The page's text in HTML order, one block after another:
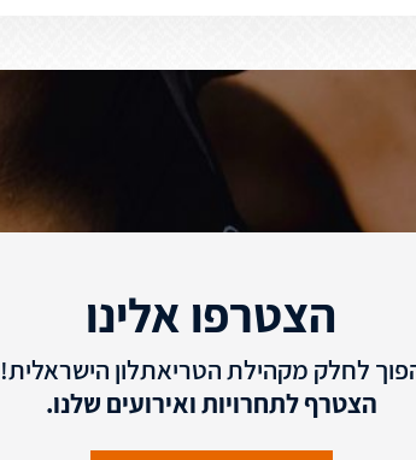
הצטרפו אלינו
לחלק מקהילת הטריאתלון הישראלית!
הצטרף לתחרויות ואירועים שלנו.